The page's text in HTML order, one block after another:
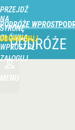
PRZEJDŹ
NA
STRONĘ
GŁÓWNĄ
WPROST.PL
PODRÓŻE WPROST
ZALOGUJ
MENU
PODRÓŻE